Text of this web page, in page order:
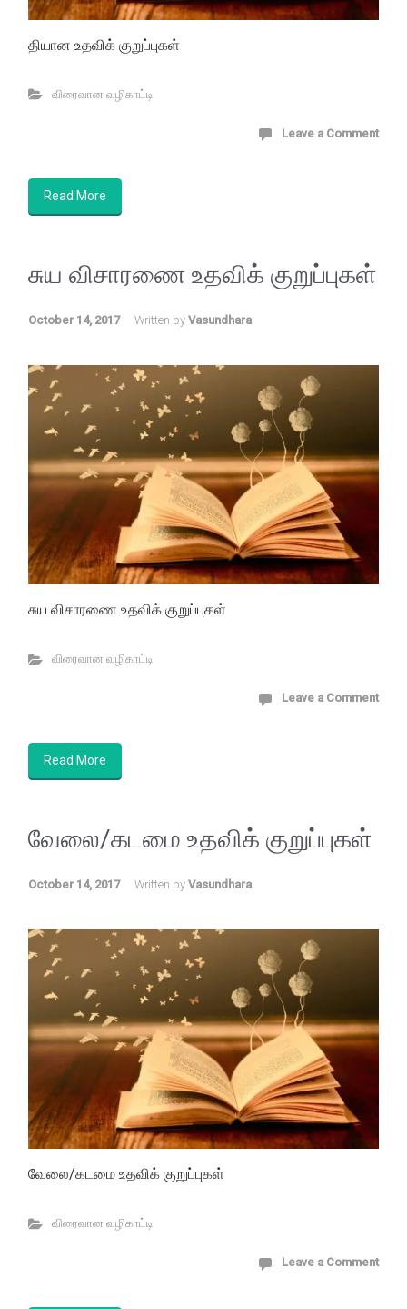
தியான உதவிக் குறுப்புகள்
விரைவான வழிகாட்டி
Leave a Comment
Read More
சுய விசாரணை உதவிக் குறுப்புகள்
October 14, 2017 Written by Vasundhara
சுய விசாரணை உதவிக் குறுப்புகள்
விரைவான வழிகாட்டி
Leave a Comment
Read More
வேலை/கடமை உதவிக் குறுப்புகள்
October 14, 2017 Written by Vasundhara
வேலை/கடமை உதவிக் குறுப்புகள்
விரைவான வழிகாட்டி
Leave a Comment